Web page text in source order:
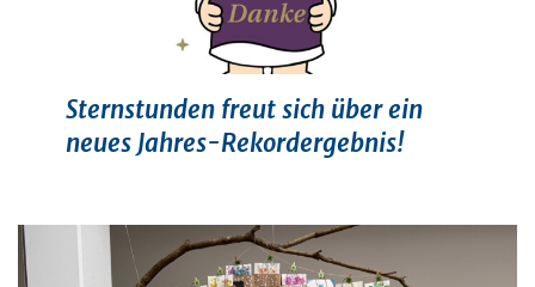
Sternstunden freut sich über ein
neues Jahres-Rekordergebnis!